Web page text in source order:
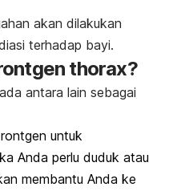
akan dilakukan
terhadap bayi.
thorax?
antara lain sebagai
untuk
Anda perlu duduk atau
membantu Anda ke